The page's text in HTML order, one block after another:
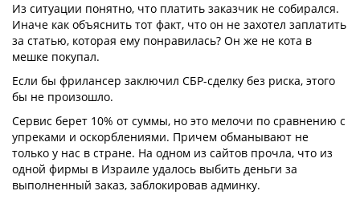
Из ситуации понятно, что платить заказчик не собирался.
Иначе как объяснить тот факт, что он не захотел заплатить
за статью, которая ему понравилась? Он же не кота в
мешке покупал.
Если бы фрилансер заключил СБР-сделку без риска, этого
бы не произошло.
Сервис берет 10% от суммы, но это мелочи по сравнению с
упреками и оскорблениями. Причем обманывают не
только у нас в стране. На одном из сайтов прочла, что из
одной фирмы в Израиле удалось выбить деньги за
выполненный заказ, заблокировав админку.